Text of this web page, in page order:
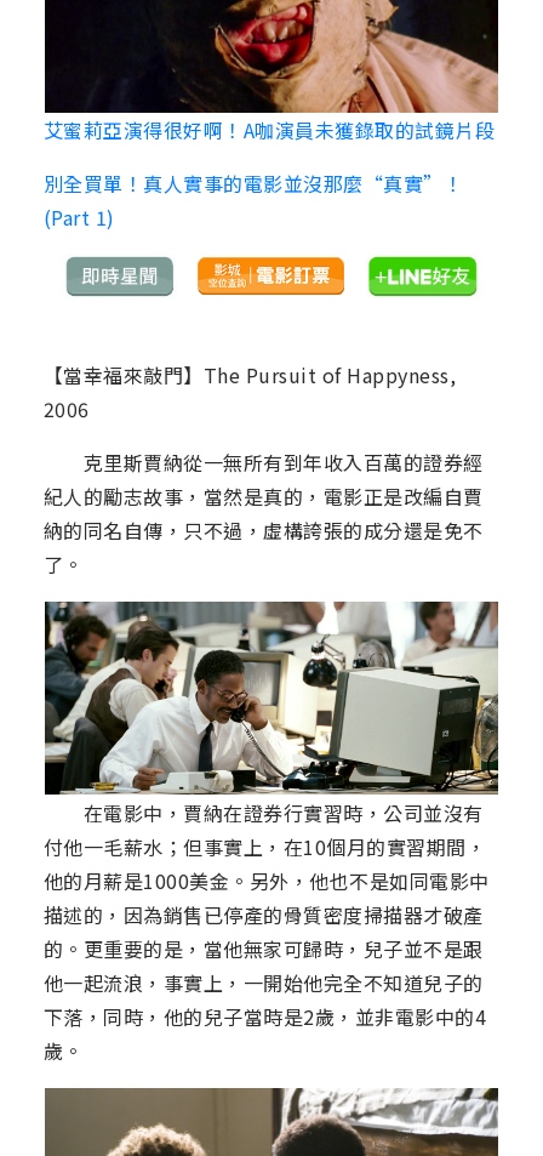
艾蜜莉亞演得很好啊！A咖演員未獲錄取的試鏡片段
別全買單！真人實事的電影並沒那麼“真實”！
(Part 1)
【當幸福來敲門】The Pursuit of Happyness,
2006
克里斯賈納從一無所有到年收入百萬的證券經
紀人的勵志故事，當然是真的，電影正是改編自賈
納的同名自傳，只不過，虛構誇張的成分還是免不
了。
在電影中，賈納在證券行實習時，公司並沒有
付他一毛薪水；但事實上，在10個月的實習期間，
他的月薪是1000美金。另外，他也不是如同電影中
描述的，因為銷售已停產的骨質密度掃描器才破產
的。更重要的是，當他無家可歸時，兒子並不是跟
他一起流浪，事實上，一開始他完全不知道兒子的
下落，同時，他的兒子當時是2歲，並非電影中的4
歲。